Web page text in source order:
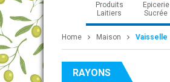
Produits
Laitiers
Epicerie
Sucrée
Home Maison Vaisselle
RAYONS